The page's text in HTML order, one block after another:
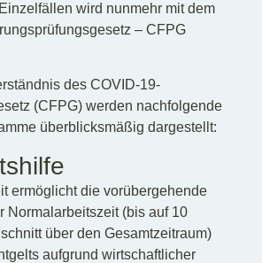
wird nunmehr mit dem
– CFPG
des COVID-19-
(CFPG) werden nachfolgende
überblicksmäßig dargestellt:
ermöglicht die vorübergehende
Normalarbeitszeit (bis auf 10
über den Gesamtzeitraum)
aufgrund wirtschaftlicher